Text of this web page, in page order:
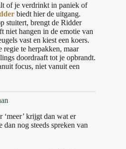
of je verdrinkt in paniek of
biedt hier de uitgang.
stuitert, brengt de Ridder
niet hangen in de emotie van
vast en kiest een koers.
te herpakken, maar
doordraaft tot je opbrandt.
focus, niet vanuit een
‘meer’ krijgt dan wat er
nog steeds spreken van